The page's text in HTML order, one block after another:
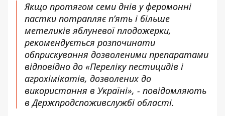
Якщо протягом семи днів у феромонні
пастки потрапляє п’ять і більше
метеликів яблуневої плодожерки,
рекомендується розпочинати
обприскування дозволеними препаратами
відповідно до «Переліку пестицидів і
агрохімікатів, дозволених до
використання в Україні», - повідомляють
в Держпродспоживслужбі області.